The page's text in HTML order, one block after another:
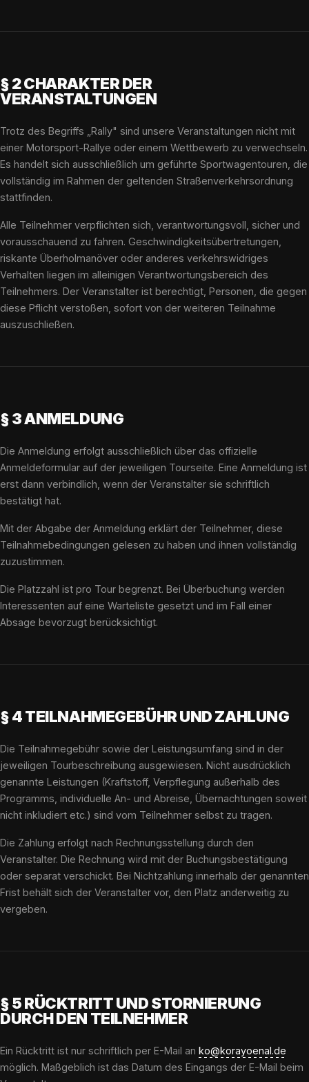
§ 2 CHARAKTER DER
VERANSTALTUNGEN
Trotz des Begriffs „Rally" sind unsere Veranstaltungen nicht mit
einer Motorsport-Rallye oder einem Wettbewerb zu verwechseln.
Es handelt sich ausschließlich um geführte Sportwagentouren, die
vollständig im Rahmen der geltenden Straßenverkehrsordnung
stattfinden.
Alle Teilnehmer verpflichten sich, verantwortungsvoll, sicher und
vorausschauend zu fahren. Geschwindigkeitsübertretungen,
riskante Überholmanöver oder anderes verkehrswidriges
Verhalten liegen im alleinigen Verantwortungsbereich des
Teilnehmers. Der Veranstalter ist berechtigt, Personen, die gegen
diese Pflicht verstoßen, sofort von der weiteren Teilnahme
auszuschließen.
§ 3 ANMELDUNG
Die Anmeldung erfolgt ausschließlich über das offizielle
Anmeldeformular auf der jeweiligen Tourseite. Eine Anmeldung ist
erst dann verbindlich, wenn der Veranstalter sie schriftlich
bestätigt hat.
Mit der Abgabe der Anmeldung erklärt der Teilnehmer, diese
Teilnahmebedingungen gelesen zu haben und ihnen vollständig
zuzustimmen.
Die Platzzahl ist pro Tour begrenzt. Bei Überbuchung werden
Interessenten auf eine Warteliste gesetzt und im Fall einer
Absage bevorzugt berücksichtigt.
§ 4 TEILNAHMEGEBÜHR UND ZAHLUNG
Die Teilnahmegebühr sowie der Leistungsumfang sind in der
jeweiligen Tourbeschreibung ausgewiesen. Nicht ausdrücklich
genannte Leistungen (Kraftstoff, Verpflegung außerhalb des
Programms, individuelle An- und Abreise, Übernachtungen soweit
nicht inkludiert etc.) sind vom Teilnehmer selbst zu tragen.
Die Zahlung erfolgt nach Rechnungsstellung durch den
Veranstalter. Die Rechnung wird mit der Buchungsbestätigung
oder separat verschickt. Bei Nichtzahlung innerhalb der genannten
Frist behält sich der Veranstalter vor, den Platz anderweitig zu
vergeben.
§ 5 RÜCKTRITT UND STORNIERUNG
DURCH DEN TEILNEHMER
Ein Rücktritt ist nur schriftlich per E-Mail an ko@korayoenal.de
möglich. Maßgeblich ist das Datum des Eingangs der E-Mail beim